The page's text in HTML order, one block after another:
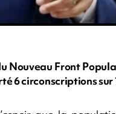
Nouveau Front
6 circonscriptions sur